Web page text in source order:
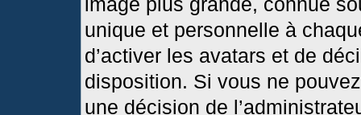
unique et personnelle à
d’activer les avatars et de
disposition. Si vous ne
une décision de